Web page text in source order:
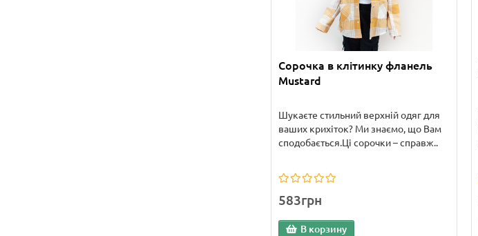
Сорочка в клітинку фланель
Mustard
Шукаєте стильний верхній одяг для
ваших крихіток? Ми знаємо, що Вам
сподобається.Ці сорочки – справж..
583грн
В корзину